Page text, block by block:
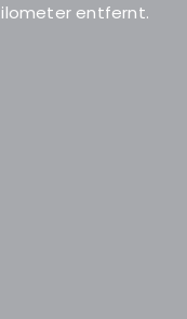
entfernt.